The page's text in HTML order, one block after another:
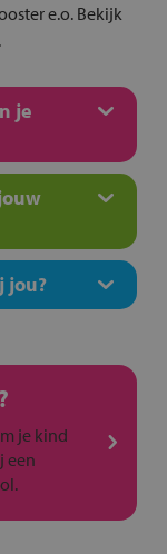
e.o. Bekijk
je
jou?
je kind
een